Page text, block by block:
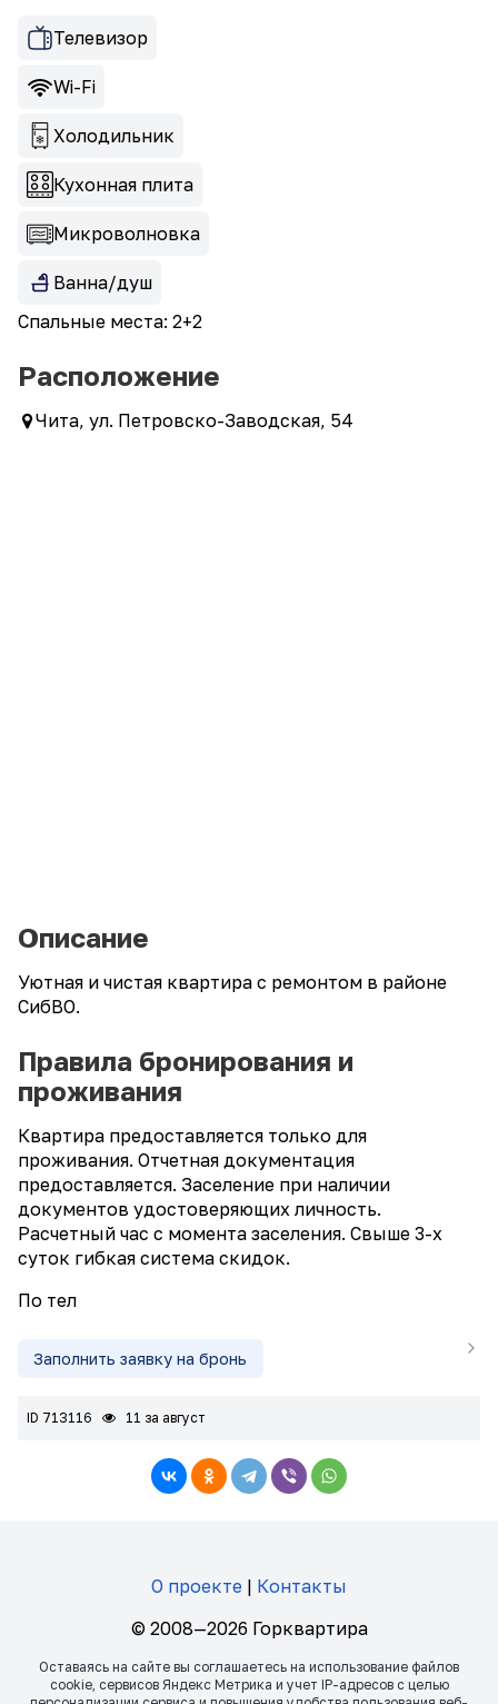
Телевизор
Wi-Fi
Холодильник
Кухонная плита
Микроволновка
Ванна/душ
Спальные места: 2+2
Расположение
Чита, ул. Петровско-Заводская, 54
Описание
Уютная и чистая квартира с ремонтом в районе
СибВО.
Правила бронирования и
проживания
Квартира предоставляется только для
проживания. Отчетная документация
предоставляется. Заселение при наличии
документов удостоверяющих личность.
Расчетный час с момента заселения. Свыше 3-х
суток гибкая система скидок.
По тел
Заполнить заявку на бронь
ID 713116 11 за август
О проекте | Контакты
© 2008—2026 Горквартира
Оставаясь на сайте вы соглашаетесь на использование файлов
сookie, сервисов Яндекс Метрика и учет IP-адресов с целью